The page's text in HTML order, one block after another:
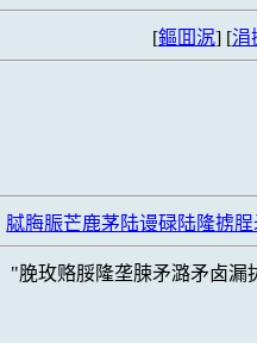
[鏂囬泦] [涓
脦脢脤芒鹿茅陆谩碌陆隆掳
脕玫赂脮隆垄脨矛潞矛卤